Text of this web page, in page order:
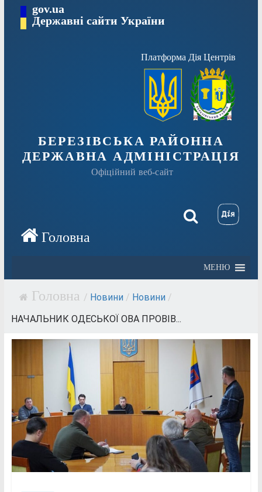
Перейтиgov.ua
Державні сайти України
Платформа Дія Центрів
БЕРЕЗІВСЬКА РАЙОННА
ДЕРЖАВНА АДМІНІСТРАЦІЯ
Офіційний веб-сайт
МЕНЮ
/ Новини / Новини /
НАЧАЛЬНИК ОДЕСЬКОЇ ОВА ПРОВІВ...